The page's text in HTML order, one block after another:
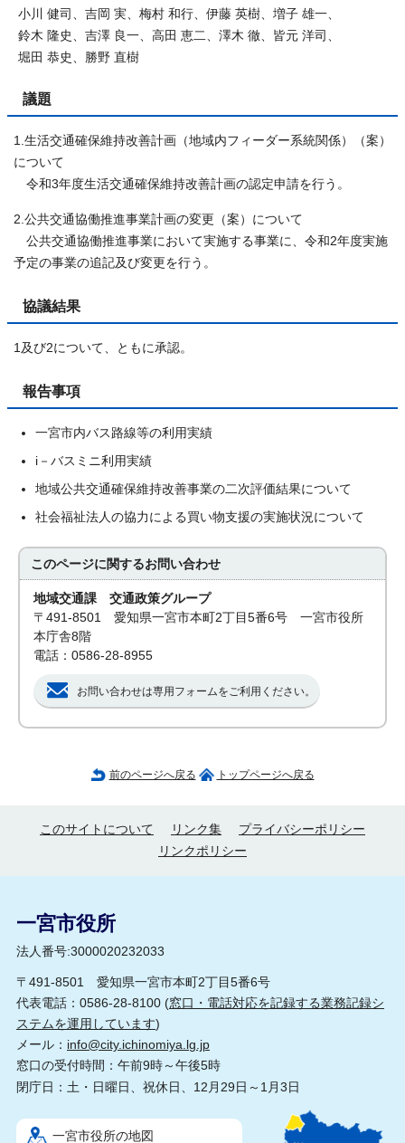
小川 健司、吉岡 実、梅村 和行、伊藤 英樹、増子 雄一、
鈴木 隆史、吉澤 良一、高田 恵二、澤木 徹、皆元 洋司、
堀田 恭史、勝野 直樹
議題
1.生活交通確保維持改善計画（地域内フィーダー系統関係）（案）
について
令和3年度生活交通確保維持改善計画の認定申請を行う。
2.公共交通協働推進事業計画の変更（案）について
公共交通協働推進事業において実施する事業に、令和2年度実施
予定の事業の追記及び変更を行う。
協議結果
1及び2について、ともに承認。
報告事項
一宮市内バス路線等の利用実績
i－バスミニ利用実績
地域公共交通確保維持改善事業の二次評価結果について
社会福祉法人の協力による買い物支援の実施状況について
このページに関するお問い合わせ
地域交通課 交通政策グループ
〒491-8501 愛知県一宮市本町2丁目5番6号 一宮市役所
本庁舎8階
電話：0586-28-8955
お問い合わせは専用フォームをご利用ください。
前のページへ戻る トップページへ戻る
このサイトについて リンク集
プライバシーポリシー
リンクポリシー
一宮市役所
法人番号:3000020232033
〒491-8501 愛知県一宮市本町2丁目5番6号
代表電話：0586-28-8100 (窓口・電話対応を記録する業務記録シ
ステムを運用しています)
メール： info@city.ichinomiya.lg.jp
窓口の受付時間：午前9時～午後5時
閉庁日：土・日曜日、祝休日、12月29日～1月3日
一宮市役所の地図